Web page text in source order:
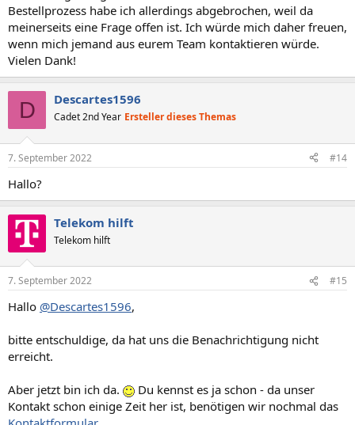
Bestellprozess habe ich allerdings abgebrochen, weil da
meinerseits eine Frage offen ist. Ich würde mich daher freuen,
wenn mich jemand aus eurem Team kontaktieren würde.
Vielen Dank!
D Descartes1596
Cadet 2nd Year Ersteller dieses Themas
7. September 2022 #14
Hallo?
Telekom hilft
Telekom hilft
7. September 2022 #15
Hallo @Descartes1596,
bitte entschuldige, da hat uns die Benachrichtigung nicht
erreicht.
Aber jetzt bin ich da.
Du kennst es ja schon - da unser
Kontakt schon einige Zeit her ist, benötigen wir nochmal das